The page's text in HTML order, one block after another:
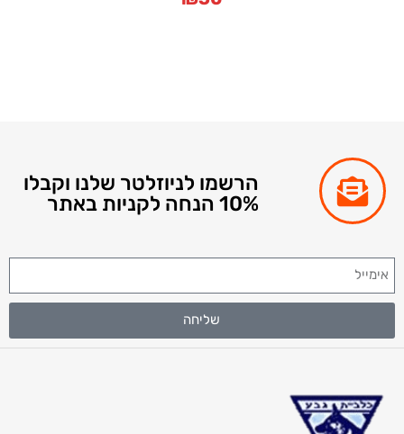
הרשמו לניוזלטר שלנו וקבלו